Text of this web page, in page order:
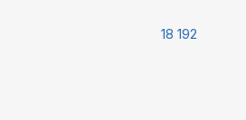
18 192